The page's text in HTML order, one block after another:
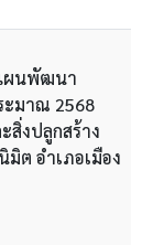
ผนพัฒนา
ะมาณ 2568
งปลูกสร้าง
ต อำเภอเมือง